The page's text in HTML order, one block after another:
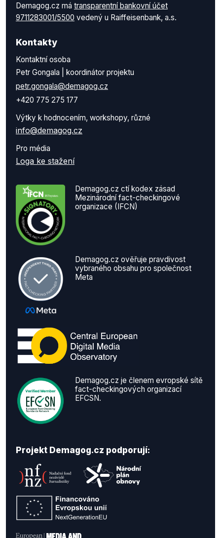
Demagog.cz má transparentní bankovní účet
9711283001/5500 vedený u Raiffeisenbank, a.s.
Kontakty
Kontaktní osoba
Petr Gongala | koordinátor projektu
petr.gongala@demagog.cz
+420 775 275 177
Výtky k hodnocením, workshopy, různé
info@demagog.cz
Pro média
Loga ke stažení
Demagog.cz ctí kodex zásad
Mezinárodní fact-checkingové
organizace (IFCN)
Demagog.cz ověřuje pravdivost
vybraného obsahu pro společnost
Meta
Demagog.cz je členem evropské sítě
fact-checkingových organizací
EFCSN.
Projekt Demagog.cz podporují: